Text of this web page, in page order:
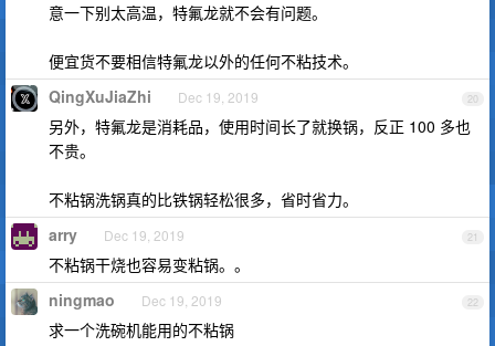
意一下别太高温，特氟龙就不会有问题。
便宜货不要相信特氟龙以外的任何不粘技术。
20
QingXuJiaZhi Dec 19, 2019
另外，特氟龙是消耗品，使用时间长了就换锅，反正 100 多也
不贵。
不粘锅洗锅真的比铁锅轻松很多，省时省力。
21
arry Dec 19, 2019
不粘锅干烧也容易变粘锅。。
22
ningmao Dec 19, 2019
求一个洗碗机能用的不粘锅